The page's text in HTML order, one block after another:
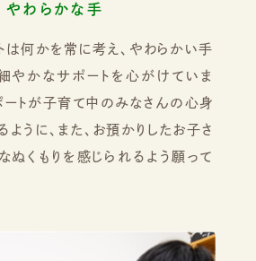
やわらかな手
は何かを常に考え、やわらかい手
やかなサポートを心がけていま
ートが子育て中のみなさんの心身
うに、また、お預かりしたお子さ
ぬくもりを感じられるよう願って